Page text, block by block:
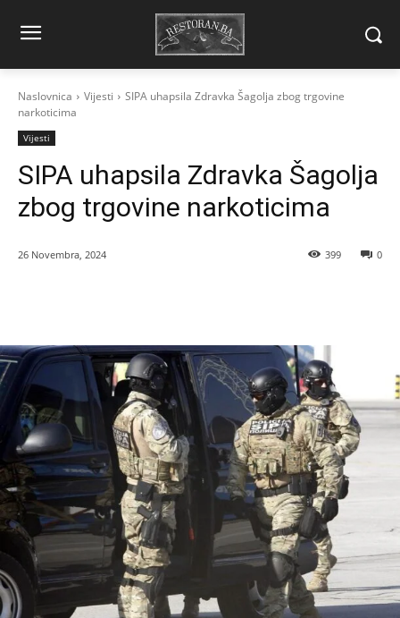
Naslovnica Vijesti
SIPA uhapsila Zdravka Šagolja zbog trgovine
narkoticima
Vijesti
SIPA uhapsila Zdravka Šagolja
zbog trgovine narkoticima
26 Novembra, 2024 0
399